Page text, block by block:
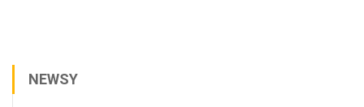
NEWSY